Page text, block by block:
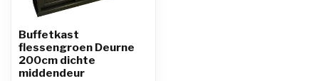
Buffetkast
flessengroen Deurne
200cm dichte
middendeur